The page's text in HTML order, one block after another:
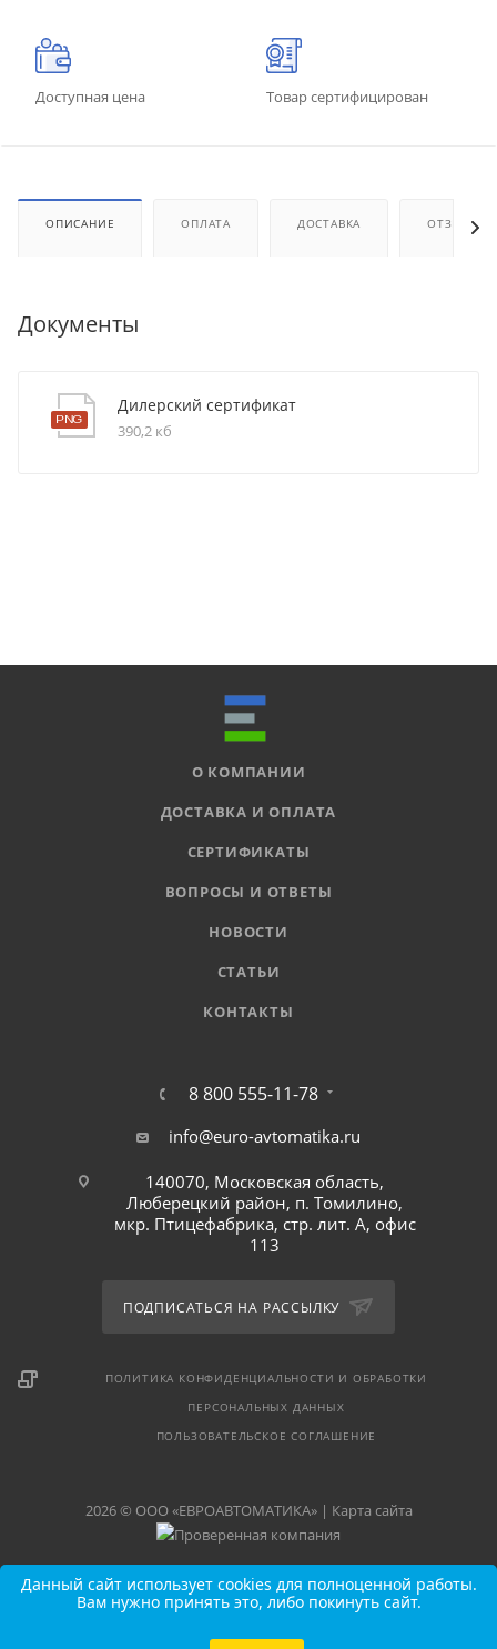
Доступная цена Товар сертифицирован
ОПИСАНИЕ ОПЛАТА ДОСТАВКА ОТЗЫВЫ
Документы
Дилерский сертификат
390,2 кб
О КОМПАНИИ
ДОСТАВКА И ОПЛАТА
СЕРТИФИКАТЫ
ВОПРОСЫ И ОТВЕТЫ
НОВОСТИ
СТАТЬИ
КОНТАКТЫ
8 800 555-11-78
info@euro-avtomatika.ru
140070, Московская область,
Люберецкий район, п. Томилино,
мкр. Птицефабрика, стр. лит. А, офис
113
ПОДПИСАТЬСЯ НА РАССЫЛКУ
ПОЛИТИКА КОНФИДЕНЦИАЛЬНОСТИ И ОБРАБОТКИ
ПЕРСОНАЛЬНЫХ ДАННЫХ
ПОЛЬЗОВАТЕЛЬСКОЕ СОГЛАШЕНИЕ
2026 © ООО «ЕВРОАВТОМАТИКА» | Карта сайта
Данный сайт использует cookies для полноценной работы.
Вам нужно принять это, либо покинуть сайт.